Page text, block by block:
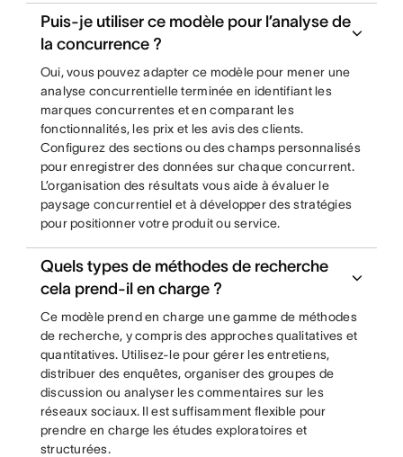
Puis-je utiliser ce modèle pour l’analyse de
la concurrence ?
Oui, vous pouvez adapter ce modèle pour mener une
analyse concurrentielle terminée en identifiant les
marques concurrentes et en comparant les
fonctionnalités, les prix et les avis des clients.
Configurez des sections ou des champs personnalisés
pour enregistrer des données sur chaque concurrent.
L’organisation des résultats vous aide à évaluer le
paysage concurrentiel et à développer des stratégies
pour positionner votre produit ou service.
Quels types de méthodes de recherche
cela prend-il en charge ?
Ce modèle prend en charge une gamme de méthodes
de recherche, y compris des approches qualitatives et
quantitatives. Utilisez-le pour gérer les entretiens,
distribuer des enquêtes, organiser des groupes de
discussion ou analyser les commentaires sur les
réseaux sociaux. Il est suffisamment flexible pour
prendre en charge les études exploratoires et
structurées.